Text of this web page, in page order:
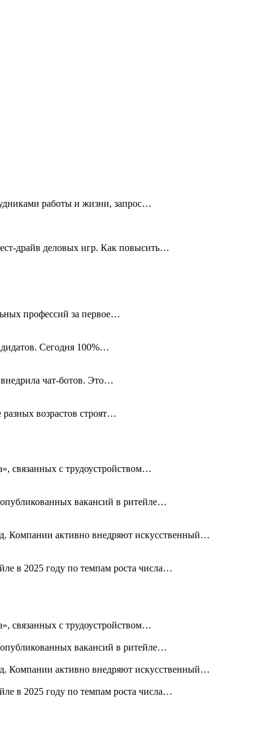
работы и жизни, запрос…
драйв деловых игр. Как повысить…
профессий за первое…
Сегодня 100%…
чат-ботов. Это…
возрастов строят…
связанных с трудоустройством…
вакансий в ритейле…
Компании активно внедряют искусственный…
в 2025 году по темпам роста числа…
связанных с трудоустройством…
вакансий в ритейле…
Компании активно внедряют искусственный…
в 2025 году по темпам роста числа…